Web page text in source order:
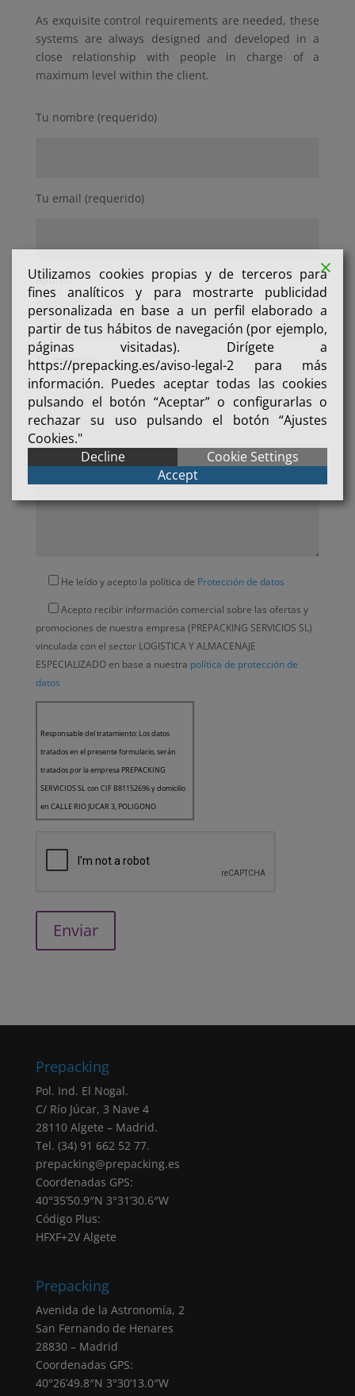
As exquisite control requirements are needed, these
systems are always designed and developed in a
close relationship with people in charge of a
maximum level within the client.
Tu nombre (requerido)
Tu email (requerido)
Asunto
Tu mensaje
He leído y acepto la política de Protección de datos
Acepto recibir información comercial sobre las ofertas y
promociones de nuestra empresa (PREPACKING SERVICIOS SL)
vinculada con el sector LOGISTICA Y ALMACENAJE
ESPECIALIZADO en base a nuestra política de protección de
datos
Responsable del tratamiento: Los datos
tratados en el presente formulario, serán
tratados por la empresa PREPACKING
SERVICIOS SL con CIF B81152696 y domicilio
en CALLE RIO JUCAR 3, POLIGONO
de los datos.
de usuarios de la página web. Asimismo, en
el caso de haber aceptado expresamente,
sus datos también serán utilizados para el
consentimiento (artículo 6.1.a RGPD)
casilla de verificación. Sus datos personales
Negativa otorgar el consentimiento: El hecho
de que no introduzcas los datos que
aparecen marcados como obligatorios en el
formulario tendrá como consecuencia la no
ninguna empresa, salvo obligación legal.
Derechos: Puede acceder, rectificar y
limitación u oposición a su tratamiento,
Prepacking
Pol. Ind. El Nogal.
C/ Río Júcar, 3 Nave 4
28110 Algete – Madrid.
Tel. (34) 91 662 52 77.
prepacking@prepacking.es
Coordenadas GPS:
40°35’50.9″N 3°31’30.6″W
Código Plus:
HFXF+2V Algete
Prepacking
Avenida de la Astronomía, 2
San Fernando de Henares
28830 – Madrid
Coordenadas GPS:
40°26’49.8″N 3°30’13.0″W
Utilizamos cookies propias y de terceros para
fines analíticos y para mostrarte publicidad
personalizada en base a un perfil elaborado a
partir de tus hábitos de navegación (por ejemplo,
páginas visitadas). Dirígete a
https://prepacking.es/aviso-legal-2 para más
información. Puedes aceptar todas las cookies
pulsando el botón “Aceptar” o configurarlas o
rechazar su uso pulsando el botón “Ajustes
Cookies."
Decline
Cookie Settings
Accept